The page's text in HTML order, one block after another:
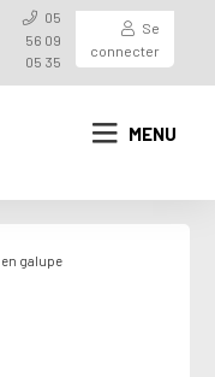
05
56 09
05 35
Se
connecter
MENU
galupe